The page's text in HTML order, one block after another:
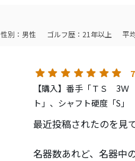
性別：男性 ゴルフ歴：21年以上 平
7
【購入】番手「ＴＳ 3
ト」、シャフト硬度「S」
最近投稿されたのを見
名器数あれど、名器中